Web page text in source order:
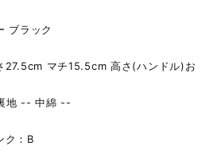
ブラック
27.5cm マチ15.5cm 高さ(ハンドル)お
地 -- 中綿 --
ク：B